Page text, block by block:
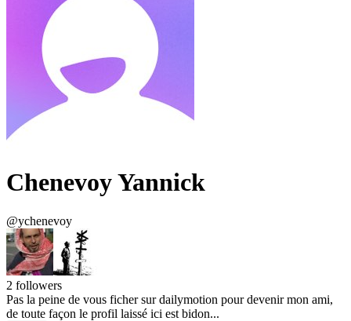
Chenevoy Yannick
@ychenevoy
2 followers
Pas la peine de vous ficher sur dailymotion pour devenir mon ami,
de toute façon le profil laissé ici est bidon...